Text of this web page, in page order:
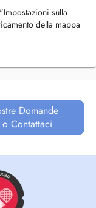
sulla
della mappa
Domande
Contattaci